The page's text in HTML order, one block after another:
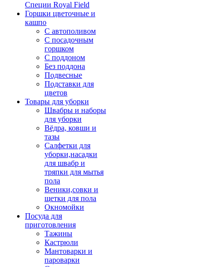
Специи Royal Field
Горшки цветочные и
кашпо
С автополивом
С посадочным
горшком
С поддоном
Без поддона
Подвесные
Подставки для
цветов
Товары для уборки
Швабры и наборы
для уборки
Вёдра, ковши и
тазы
Салфетки для
уборки,насадки
для швабр и
тряпки для мытья
пола
Веники,совки и
щетки для пола
Окномойки
Посуда для
приготовления
Тажины
Кастрюли
Мантоварки и
пароварки